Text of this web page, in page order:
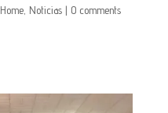
Home, Noticias| 0 comments